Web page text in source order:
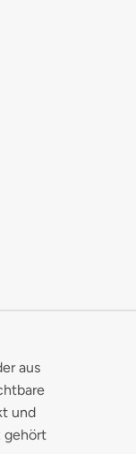
aus
und
gehört